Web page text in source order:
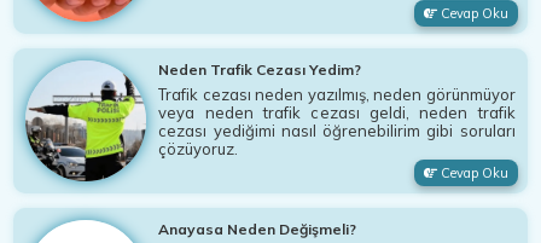
Cevap Oku
Neden Trafik Cezası Yedim?
Trafik cezası neden yazılmış, neden görünmüyor
veya neden trafik cezası geldi, neden trafik
cezası yediğimi nasıl öğrenebilirim gibi soruları
çözüyoruz.
Cevap Oku
Anayasa Neden Değişmeli?